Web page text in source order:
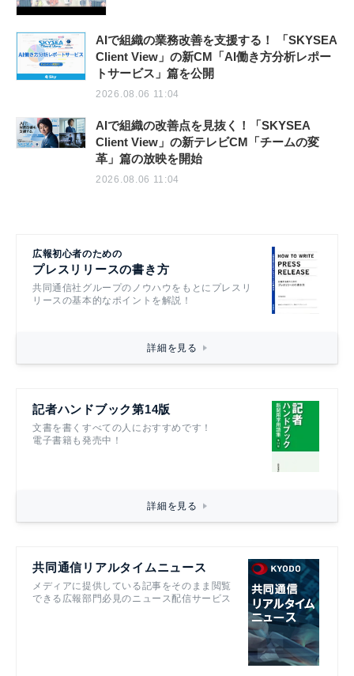
AIで組織の業務改善を支援する！ 「SKYSEA
Client View」の新CM「AI働き方分析レポー
トサービス」篇を公開
2026.08.06 11:04
AIで組織の改善点を見抜く！「SKYSEA
Client View」の新テレビCM「チームの変
革」篇の放映を開始
2026.08.06 11:04
広報初心者のための
プレスリリースの書き方
共同通信社グループのノウハウをもとにプレスリ
リースの基本的なポイントを解説！
詳細を見る
記者ハンドブック第14版
文書を書くすべての人におすすめです！
電子書籍も発売中！
詳細を見る
共同通信リアルタイムニュース
メディアに提供している記事をそのまま閲覧
できる広報部門必見のニュース配信サービス